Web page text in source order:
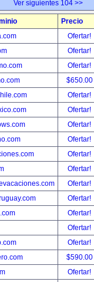
Ver siguientes 104 >>
Precio
Ofertar!
Ofertar!
Ofertar!
$650.00
Ofertar!
Ofertar!
Ofertar!
Ofertar!
Ofertar!
Ofertar!
Ofertar!
Ofertar!
Ofertar!
Ofertar!
Ofertar!
$590.00
Ofertar!